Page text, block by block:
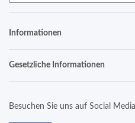
Informationen
Gesetzliche Informationen
Besuchen Sie uns auf Social